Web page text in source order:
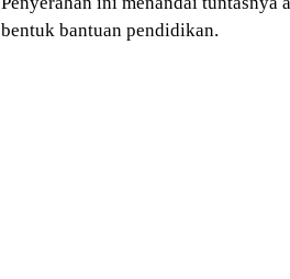
bentuk bantuan pendidikan.